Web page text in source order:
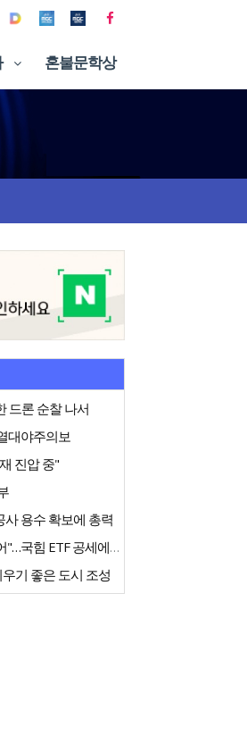
혼불문학상
드론 순찰 나서
대야주의보
진압 중"
사 용수 확보에 총력
한병도 "특검·경질 요구는 마타도어"…국힘 ETF 공세에 반박
기 좋은 도시 조성